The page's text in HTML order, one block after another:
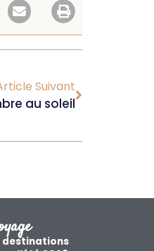
Suivant
au soleil
destinations